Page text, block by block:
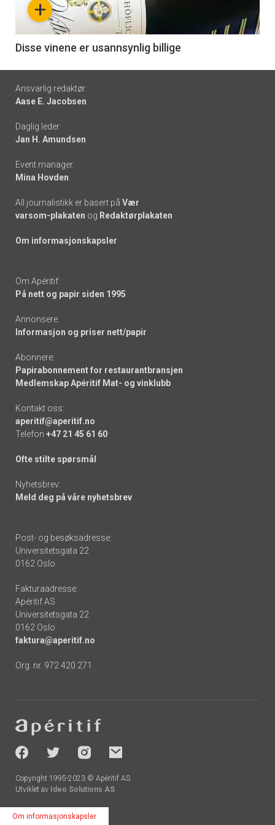
6
+
Disse vinene er usannsynlig billige
Footer
-
links
Ansvarlig redaktør:
Aase E. Jacobsen
Daglig leder:
Jan H. Amundsen
Event manager:
Mina Hovden
All journalistikk er basert på Vær
varsom-plakaten og Redaktørplakaten
Om informasjonskapsler
Om Apéritif:
På nett og papir siden 1995
Annonsere:
Informasjon og priser nett/papir
Abonnere:
Papirabonnement for restaurantbransjen
Medlemskap Apéritif Mat- og vinklubb
Kontakt oss:
aperitif@aperitif.no
Telefon +47 21 45 61 60
Ofte stilte spørsmål
Nyhetsbrev:
Meld deg på våre nyhetsbrev
Post- og besøksadresse:
Universitetsgata 22
0162 Oslo
Fakturaadresse:
Apéritif AS
Universitetsgata 22
0162 Oslo
faktura@aperitif.no
Org. nr. 972 420 271
-
socials
Copyright 1995-2023 © Apéritif AS
Utviklet av Ideo Solutions AS
Om informasjonskapsler